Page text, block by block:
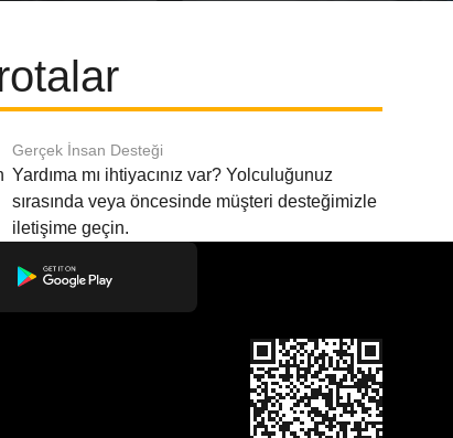
Gerçek İnsan Desteği
Yardıma mı ihtiyacınız var? Yolculuğunuz
sırasında veya öncesinde müşteri desteğimizle
iletişime geçin.